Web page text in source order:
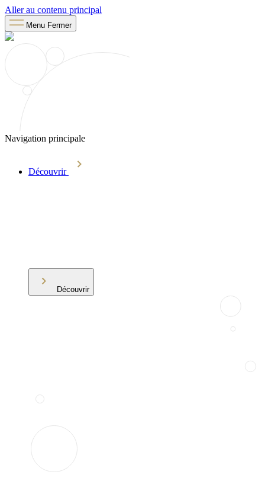
Aller au contenu principal
Menu Fermer
Navigation principale
Découvrir
Découvrir